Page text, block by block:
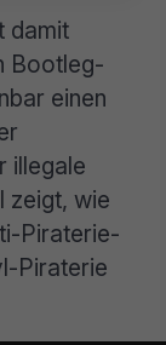
damit
Bootleg-
einen
illegale
zeigt, wie
Piraterie-
Piraterie